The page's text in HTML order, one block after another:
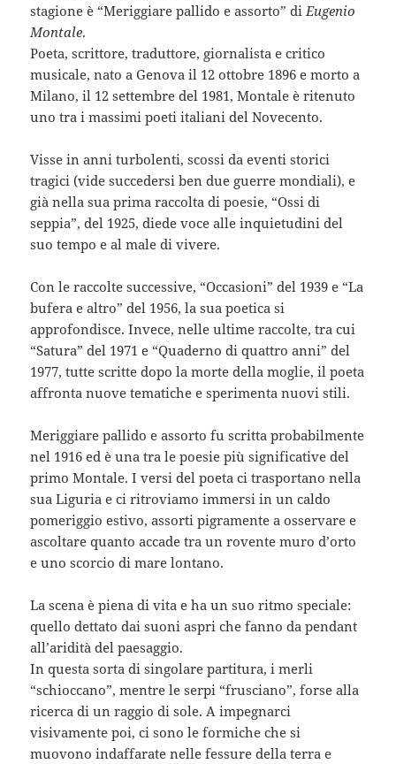
stagione è “Meriggiare pallido e assorto” di Eugenio
Montale.
Poeta, scrittore, traduttore, giornalista e critico
musicale, nato a Genova il 12 ottobre 1896 e morto a
Milano, il 12 settembre del 1981, Montale è ritenuto
uno tra i massimi poeti italiani del Novecento.
Visse in anni turbolenti, scossi da eventi storici
tragici (vide succedersi ben due guerre mondiali), e
già nella sua prima raccolta di poesie, “Ossi di
seppia”, del 1925, diede voce alle inquietudini del
suo tempo e al male di vivere.
Con le raccolte successive, “Occasioni” del 1939 e “La
bufera e altro” del 1956, la sua poetica si
approfondisce. Invece, nelle ultime raccolte, tra cui
“Satura” del 1971 e “Quaderno di quattro anni” del
1977, tutte scritte dopo la morte della moglie, il poeta
affronta nuove tematiche e sperimenta nuovi stili.
Meriggiare pallido e assorto fu scritta probabilmente
nel 1916 ed è una tra le poesie più significative del
primo Montale. I versi del poeta ci trasportano nella
sua Liguria e ci ritroviamo immersi in un caldo
pomeriggio estivo, assorti pigramente a osservare e
ascoltare quanto accade tra un rovente muro d’orto
e uno scorcio di mare lontano.
La scena è piena di vita e ha un suo ritmo speciale:
quello dettato dai suoni aspri che fanno da pendant
all’aridità del paesaggio.
In questa sorta di singolare partitura, i merli
“schioccano”, mentre le serpi “frusciano”, forse alla
ricerca di un raggio di sole. A impegnarci
visivamente poi, ci sono le formiche che si
muovono indaffarate nelle fessure della terra e